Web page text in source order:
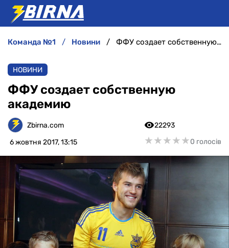
АНАЛІТИКА
ІНТЕРВ'Ю
РІЗНЕ
БУКМЕКЕРИ
команда №1 новини ФФУ создает собственную академию
НОВИНИ
ФФУ создает собственную
академию
Zbirna.com
6 жовтня 2017, 13:15
22293
★★★★★
★★★★★0 голосів